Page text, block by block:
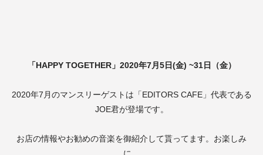
「HAPPY TOGETHER」2020年7月5日(金) ~31日（金）
2020年7月のマンスリーゲストは「EDITORS CAFE」代表である
JOE君が登場です。
お店の情報やお勧めの音楽を御紹介して貰ってます。お楽しみ